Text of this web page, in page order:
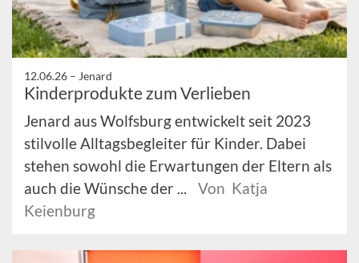
12.06.26 – Jenard
Kinderprodukte zum Verlieben
Jenard aus Wolfsburg entwickelt seit 2023
stilvolle Alltagsbegleiter für Kinder. Dabei
stehen sowohl die Erwartungen der Eltern als
auch die Wünsche der ...
Von Katja
Keienburg